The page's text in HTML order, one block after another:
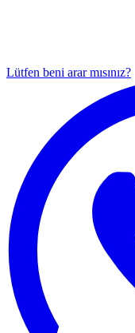
Lütfen beni arar mısınız?